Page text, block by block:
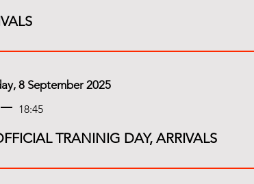
8 September 2025
18:45
TRANINIG DAY, ARRIVALS